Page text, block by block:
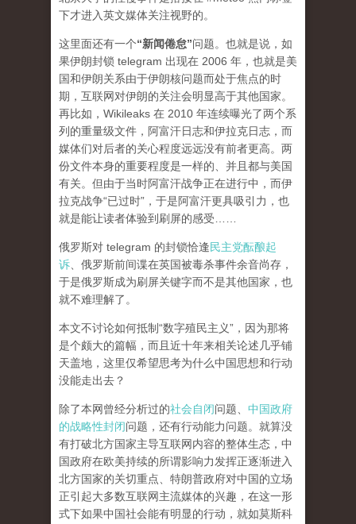
下才进入英文媒体关注视野的。
这里面还有一个“新闻倦怠”问题。也就是说，如
果伊朗封锁 telegram 出现在 2006 年，也就是美
国和伊朗关系由于伊朗核问题而处于焦点的时
期，互联网对伊朗的关注会明显高于其他国家。
再比如，Wikileaks 在 2010 年连续曝光了两个系
列的重量级文件，阿富汗日志和伊拉克日志，而
媒体们对后者的关心程度远远没有前者更高。两
份文件本身的重要程度是一样的、并且都与美国
有关。但由于当时阿富汗战争正在进行中，而伊
拉克战争“已过时”，于是阿富汗更具吸引力，也
就是能让读者体验到刷屏的感受……
俄罗斯对 telegram 的封锁恰逢民主党酝酿起
诉 、俄罗斯前间谍在英国被毒杀事件余音尚存，
于是俄罗斯成为刷屏关键字而不是其他国家，也
就不难理解了。
本文不讨论如何抵制“数字殖民主义”，因为那将
是个颇大的篇幅，而且近十年来相关论述几乎铺
天盖地，这里仅希望思考为什么中国思想和行动
没能走出去？
除了本网曾经分析过的社会自闭问题、 中国政府
的战略性封闭问题，还有行动能力问题。就算没
有打破北方国家主导互联网内容的整体生态，中
国政府在欧美持续的所谓影响力发挥正逐渐进入
北方国家的关切重点、特朗普政府对中国的立场
正引起大多数互联网主流媒体的兴趣，在这一形
式下如果中国社会能有明显的行动，就如莫斯科